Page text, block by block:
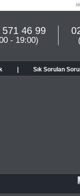
571 46 99
- 19:00)
Sık Sorulan